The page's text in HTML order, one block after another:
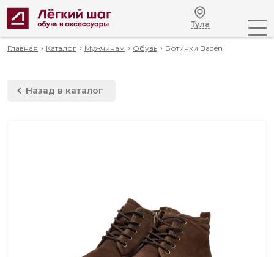
Тула
Главная Каталог Мужчинам Обувь Ботинки Baden
Назад в каталог